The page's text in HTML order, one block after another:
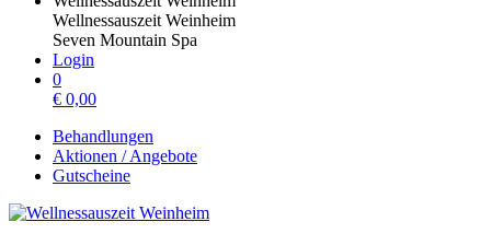
Wellnessauszeit Weinheim
Seven Mountain Spa
Login
0
€ 0,00
Behandlungen
Aktionen / Angebote
Gutscheine